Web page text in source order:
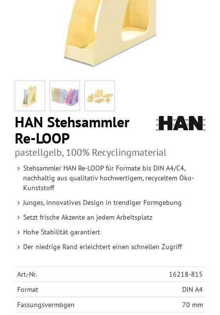
HAN Stehsammler
Re-LOOP
pastellgelb, 100% Recyclingmaterial
Stehsammler HAN Re-LOOP für Formate bis DIN A4/C4,
nachhaltig aus qualitativ hochwertigem, recyceltem Öko-
Kunststoff
Junges, innovatives Design in trendiger Formgebung
Setzt frische Akzente an jedem Arbeitsplatz
Hohe Stabilität garantiert
Der niedrige Rand erleichtert einen schnellen Zugriff
Art.-Nr.
16218-815
Format
DIN A4
Fassungsvermögen
70 mm